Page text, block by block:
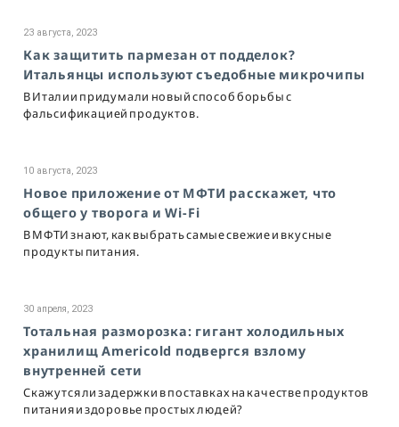
23 августа, 2023
Как защитить пармезан от подделок?
Итальянцы используют съедобные микрочипы
В Италии придумали новый способ борьбы с
фальсификацией продуктов.
10 августа, 2023
Новое приложение от МФТИ расскажет, что
общего у творога и Wi-Fi
В МФТИ знают, как выбрать самые свежие и вкусные
продукты питания.
30 апреля, 2023
Тотальная разморозка: гигант холодильных
хранилищ Americold подвергся взлому
внутренней сети
Скажутся ли задержки в поставках на качестве продуктов
питания и здоровье простых людей?